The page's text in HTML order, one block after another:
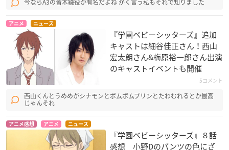
今ならA3の皆木綴役が有名だよね かく言う私もそれで知りました
アニメ ニュース
『学園ベビーシッターズ』​追加
キャストは細谷佳正さん！西山
宏太朗​さん&梅原裕一郎​さん出演
のキャストイベントも開催
5コメント
西山くんとうめめがシナモンとポムポムプリンとたわむれるとか最高
じゃんそれ
アニメ感想 アニメ ニュース
『学園ベビーシッターズ』８話
感想 小野Dのパンツの色にざ